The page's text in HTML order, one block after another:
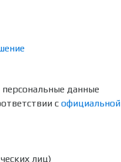
данные
с официальной